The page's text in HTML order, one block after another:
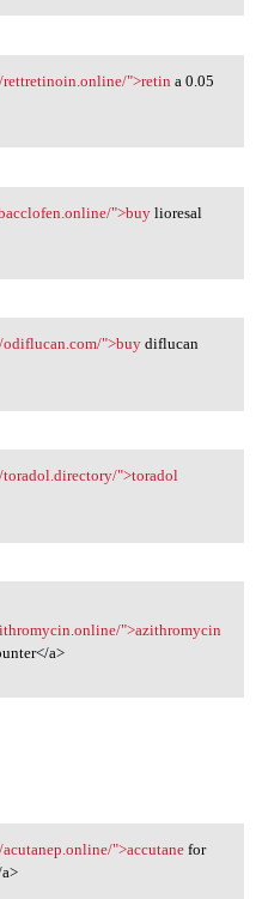
rettretinoin
">retin a 0.05
bacclofen
">buylioresal
odiflucan
">buydiflucan
toradol
">toradol
ezithromycin">azithromycin
a>
acutanep
">accutanefor